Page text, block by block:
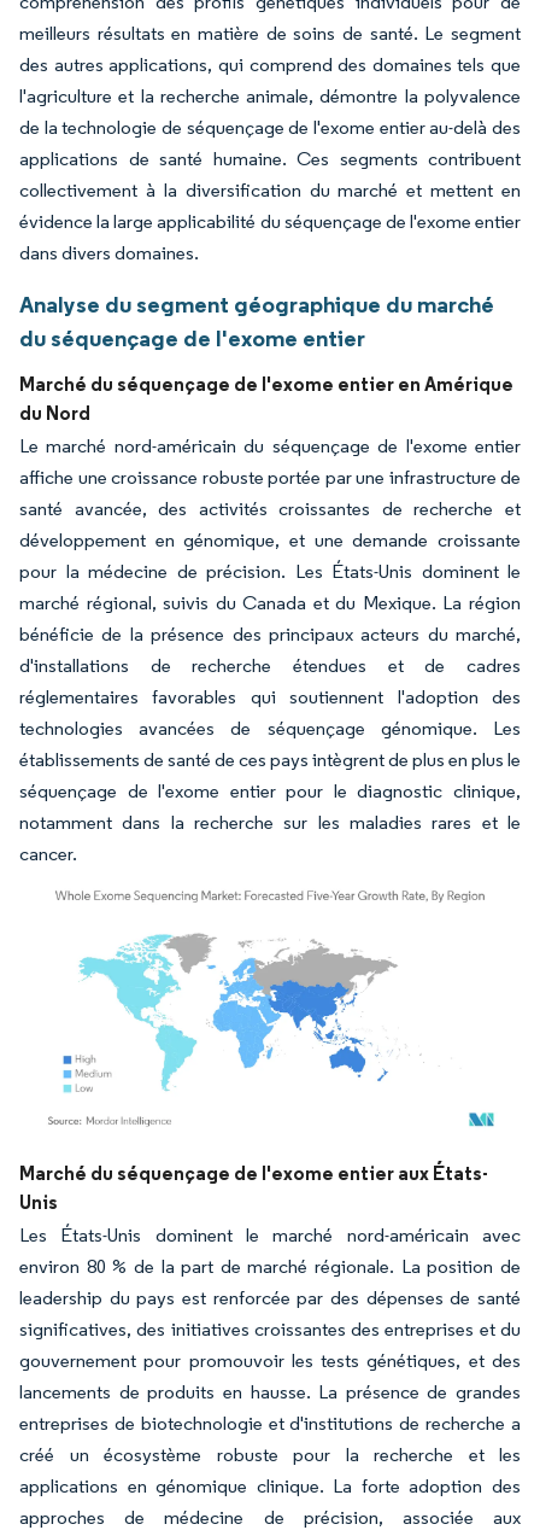
meilleurs résultats en matière de soins de santé. Le segment
des autres applications, qui comprend des domaines tels que
l'agriculture et la recherche animale, démontre la polyvalence
de la technologie de séquençage de l'exome entier au-delà des
applications de santé humaine. Ces segments contribuent
collectivement à la diversification du marché et mettent en
évidence la large applicabilité du séquençage de l'exome entier
dans divers domaines.
Analyse du segment géographique du marché
du séquençage de l'exome entier
Marché du séquençage de l'exome entier en Amérique
du Nord
Le marché nord-américain du séquençage de l'exome entier
affiche une croissance robuste portée par une infrastructure de
santé avancée, des activités croissantes de recherche et
développement en génomique, et une demande croissante
pour la médecine de précision. Les États-Unis dominent le
marché régional, suivis du Canada et du Mexique. La région
bénéficie de la présence des principaux acteurs du marché,
d'installations de recherche étendues et de cadres
réglementaires favorables qui soutiennent l'adoption des
technologies avancées de séquençage génomique. Les
établissements de santé de ces pays intègrent de plus en plus le
séquençage de l'exome entier pour le diagnostic clinique,
notamment dans la recherche sur les maladies rares et le
cancer.
Image © Mordor Intelligence. La réutilisation nécessite une attribution sous CC BY
Marché du séquençage de l'exome entier aux États-
Unis
Les États-Unis dominent le marché nord-américain avec
environ 80 % de la part de marché régionale. La position de
leadership du pays est renforcée par des dépenses de santé
significatives, des initiatives croissantes des entreprises et du
gouvernement pour promouvoir les tests génétiques, et des
lancements de produits en hausse. La présence de grandes
entreprises de biotechnologie et d'institutions de recherche a
créé un écosystème robuste pour la recherche et les
applications en génomique clinique. La forte adoption des
approches de médecine de précision, associée aux